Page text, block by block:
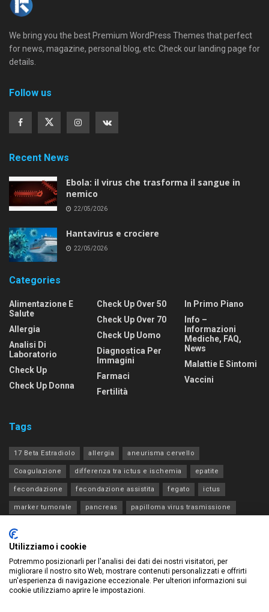
We bring you the best Premium WordPress Themes that perfect
for news, magazine, personal blog, etc. Check our landing page for
details.
Follow us
Recent News
Ebola: il virus che trasforma il sangue in
nemico
22/05/2026
Hantavirus e crociere
22/05/2026
Categories
Alimentazione E
Salute
Allergia
Analisi Di
Laboratorio
Check Up
Check Up Donna
Check Up Over 50
Check Up Over 70
Check Up Uomo
Diagnostica Per
Immagini
Farmaci
Fertilità
In Primo Piano
Info –
Informazioni
Mediche, FAQ,
News
Malattie E Sintomi
Vaccini
Tags
17 Beta Estradiolo allergia aneurisma cervello
Coagulazione differenza tra ictus e ischemia epatite
fecondazione fecondazione assistita fegato ictus
marker tumorale pancreas papilloma virus trasmissione
transaminasi
Utilizziamo i cookie
Potremmo posizionarli per l'analisi dei dati dei nostri visitatori, per
migliorare il nostro sito Web, mostrare contenuti personalizzati e offrirti
un'esperienza di navigazione eccezionale. Per ulteriori informazioni sui
cookie utilizziamo aprire le impostazioni.